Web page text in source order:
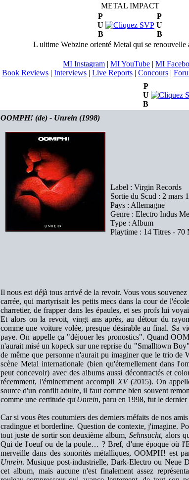
METAL IMPACT
P
U
B
P
U
B
L ultime Webzine orienté Metal qui se renouvelle
MI Instagram | MI YouTube | MI
Book Reviews| Interviews| Live Reports| Concours|
P
U
B
OOMPH! (de) - Unrein (1998)
Label : Virgin Records
Sortie du Scud : 2 mars
Pays : Allemagne
Genre : Electro Indus
Type : Album
Playtime : 14 Titres - 70
Il nous est déjà tous arrivé de la revoir. Vous vous
carrée, qui martyrisait les petits mecs dans la cour de
charretier, de frapper dans les épaules, et ses profs lui
Et alors on la revoit, vingt ans après, au détour du
comme une voiture volée, presque désirable au final. Sa
paye. On appelle ça "déjouer les pronostics". Quand
n'aurait misé un kopeck sur une reprise du "Smalltown
de même que personne n'aurait pu imaginer que le trio de
scène Metal internationale (bien qu'éternellement dans
peut concevoir) avec des albums aussi décontractés et
récemment, l'éminemment accompli XV(2015). On
source d'un conflit adulte, il faut comme bien souvent
comme une certitude qu'Unrein, paru en 1998, fut le
Car si vous êtes coutumiers des derniers méfaits de nos
cradingue et borderline. Question de contexte, j'imagine.
tout juste de sortir son deuxième album,Sehnsucht, alors
Qui de l'oeuf ou de la poule… ? Bref, d'une époque où
merveille dans des sonorités métalliques, OOMPH! est
Unrein. Musique post-industrielle, Dark-Electro ou Neue
cet album, mais aucune n'est finalement assez